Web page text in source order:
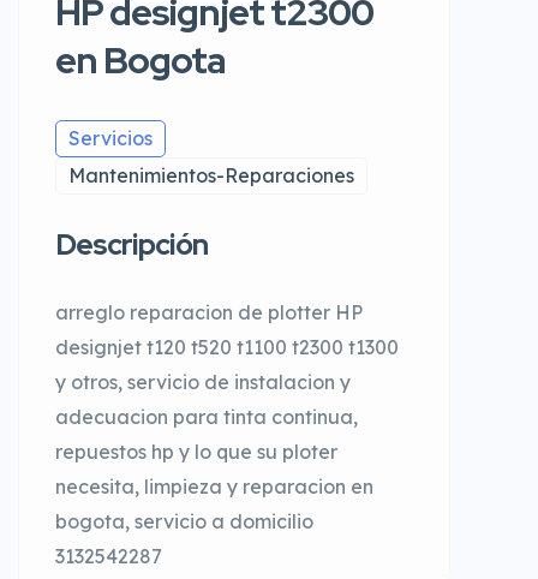
HP designjet t2300
en Bogota
Servicios
Mantenimientos-Reparaciones
Descripción
arreglo reparacion de plotter HP
designjet t120 t520 t1100 t2300 t1300
y otros, servicio de instalacion y
adecuacion para tinta continua,
repuestos hp y lo que su ploter
necesita, limpieza y reparacion en
bogota, servicio a domicilio
3132542287